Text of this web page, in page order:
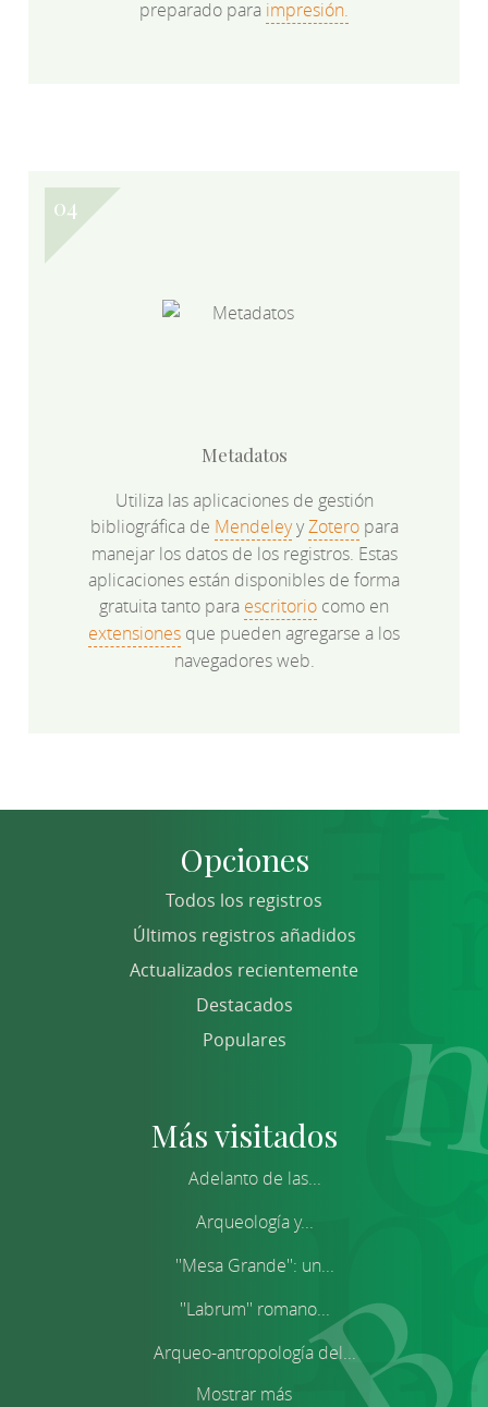
preparado para impresión.
Metadatos
Utiliza las aplicaciones de gestión
bibliográfica de MendeleyyZoteropara
manejar los datos de los registros. Estas
aplicaciones están disponibles de forma
gratuita tanto para escritorio como en
extensiones que pueden agregarse a los
navegadores web.
Opciones
Todos los registros
Últimos registros añadidos
Actualizados recientemente
Destacados
Populares
Más visitados
Adelanto de las...
Arqueología y...
''Mesa Grande'': un...
''Labrum'' romano...
Arqueo-antropología del...
Mostrar más